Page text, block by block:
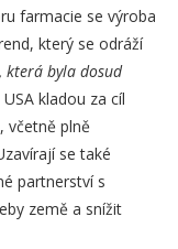
farmacie se výroba
který se odráží
která byla dosud
kladou za cíl
včetně plně
se také
partnerství s
země a snížit